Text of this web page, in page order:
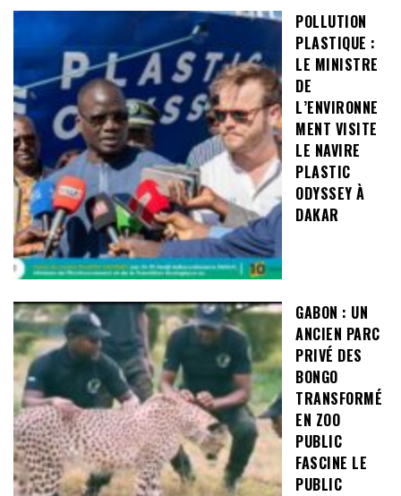
POLLUTION
PLASTIQUE :
LE MINISTRE
DE
L’ENVIRONNE
MENT VISITE
LE NAVIRE
PLASTIC
ODYSSEY À
DAKAR
GABON : UN
ANCIEN PARC
PRIVÉ DES
BONGO
TRANSFORMÉ
EN ZOO
PUBLIC
FASCINE LE
PUBLIC